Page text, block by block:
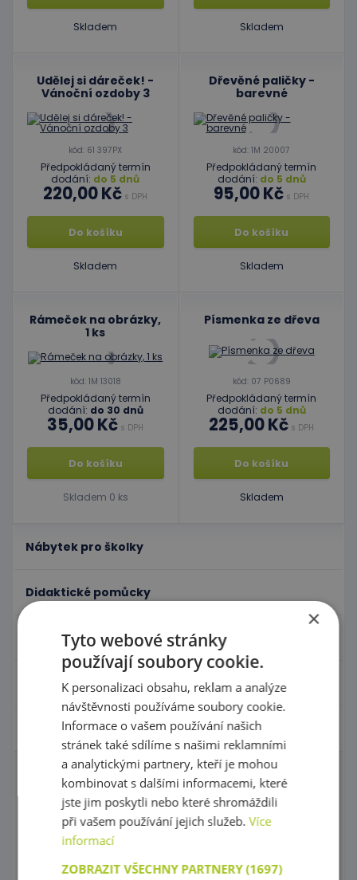
Nábytek pro školky
Didaktické pomůcky
Hračky - Tematika
Hudební nástroje
Výtvarní pomůcky - Kreativita
Výtvarné tabule
Sušičky výkresů
Malířské stojany a tabule
Potřeby na malování
Skladem Skladem
Udělej si dáreček! -
Vánoční ozdoby 3
kód: 61 397PX
Předpokládaný termín
dodání: do 5 dnů
220,00 Kč s DPH
Do košíku
Skladem
Dřevěné paličky -
barevné
kód: 1M 20007
Předpokládaný termín
dodání: do 5 dnů
95,00 Kč s DPH
Do košíku
Skladem
Rámeček na obrázky,
1 ks
kód: 1M 13018
Předpokládaný termín
dodání: do 30 dnů
35,00 Kč s DPH
Do košíku
Skladem 0 ks
Písmenka ze dřeva
kód: 07 P0689
Předpokládaný termín
dodání: do 5 dnů
225,00 Kč s DPH
Do košíku
Skladem
×
Tyto webové stránky
používají soubory cookie.
K personalizaci obsahu, reklam a analýze
návštěvnosti používáme soubory cookie.
Informace o vašem používání našich
stránek také sdílíme s našimi reklamními
a analytickými partnery, kteří je mohou
kombinovat s dalšími informacemi, které
jste jim poskytli nebo které shromáždili
při vašem používání jejich služeb.Více
informací
ZOBRAZIT VŠECHNY PARTNERY(1697)